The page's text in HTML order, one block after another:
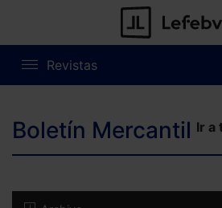
Revistas
Boletín Mercantil Ir a